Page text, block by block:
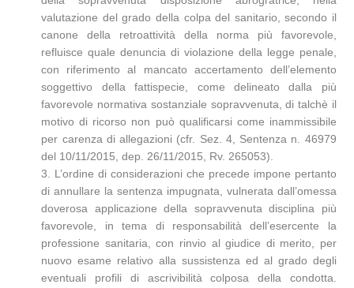
valutazione del grado della colpa del sanitario, secondo il
canone della retroattività della norma più favorevole,
refluisce quale denuncia di violazione della legge penale,
con riferimento al mancato accertamento dell’elemento
soggettivo della fattispecie, come delineato dalla più
favorevole normativa sostanziale sopravvenuta, di talchè il
motivo di ricorso non può qualificarsi come inammissibile
per carenza di allegazioni (cfr. Sez. 4, Sentenza n. 46979
del 10/11/2015, dep. 26/11/2015, Rv. 265053).
3. L’ordine di considerazioni che precede impone pertanto
di annullare la sentenza impugnata, vulnerata dall’omessa
doverosa applicazione della sopravvenuta disciplina più
favorevole, in tema di responsabilità dell’esercente la
professione sanitaria, con rinvio al giudice di merito, per
nuovo esame relativo alla sussistenza ed al grado degli
eventuali profili di ascrivibilità colposa della condotta.